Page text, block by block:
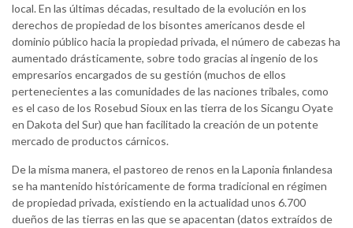
local. En las últimas décadas, resultado de la evolución en los
derechos de propiedad de los bisontes americanos desde el
dominio público hacia la propiedad privada, el número de cabezas ha
aumentado drásticamente, sobre todo gracias al ingenio de los
empresarios encargados de su gestión (muchos de ellos
pertenecientes a las comunidades de las naciones tribales, como
es el caso de los Rosebud Sioux en las tierra de los Sicangu Oyate
en Dakota del Sur) que han facilitado la creación de un potente
mercado de productos cárnicos.
De la misma manera, el pastoreo de renos en la Laponia finlandesa
se ha mantenido históricamente de forma tradicional en régimen
de propiedad privada, existiendo en la actualidad unos 6.700
dueños de las tierras en las que se apacentan (datos extraídos de